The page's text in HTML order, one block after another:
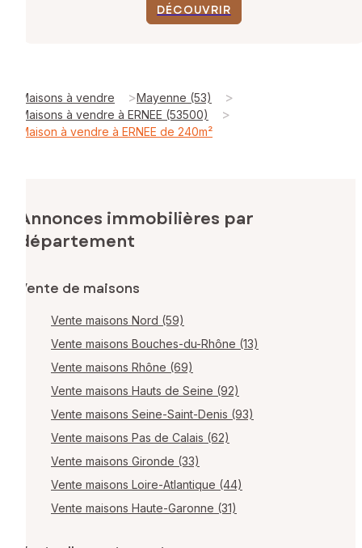
DÉCOUVRIR
Maisons à vendre >Mayenne (53) >
Maisons à vendre à ERNEE (53500) >
Maison à vendre à ERNEE de 240m²
Annonces immobilières par
département
Vente de maisons
Vente maisons Nord (59)
Vente maisons Bouches-du-Rhône (13)
Vente maisons Rhône (69)
Vente maisons Hauts de Seine (92)
Vente maisons Seine-Saint-Denis (93)
Vente maisons Pas de Calais (62)
Vente maisons Gironde (33)
Vente maisons Loire-Atlantique (44)
Vente maisons Haute-Garonne (31)